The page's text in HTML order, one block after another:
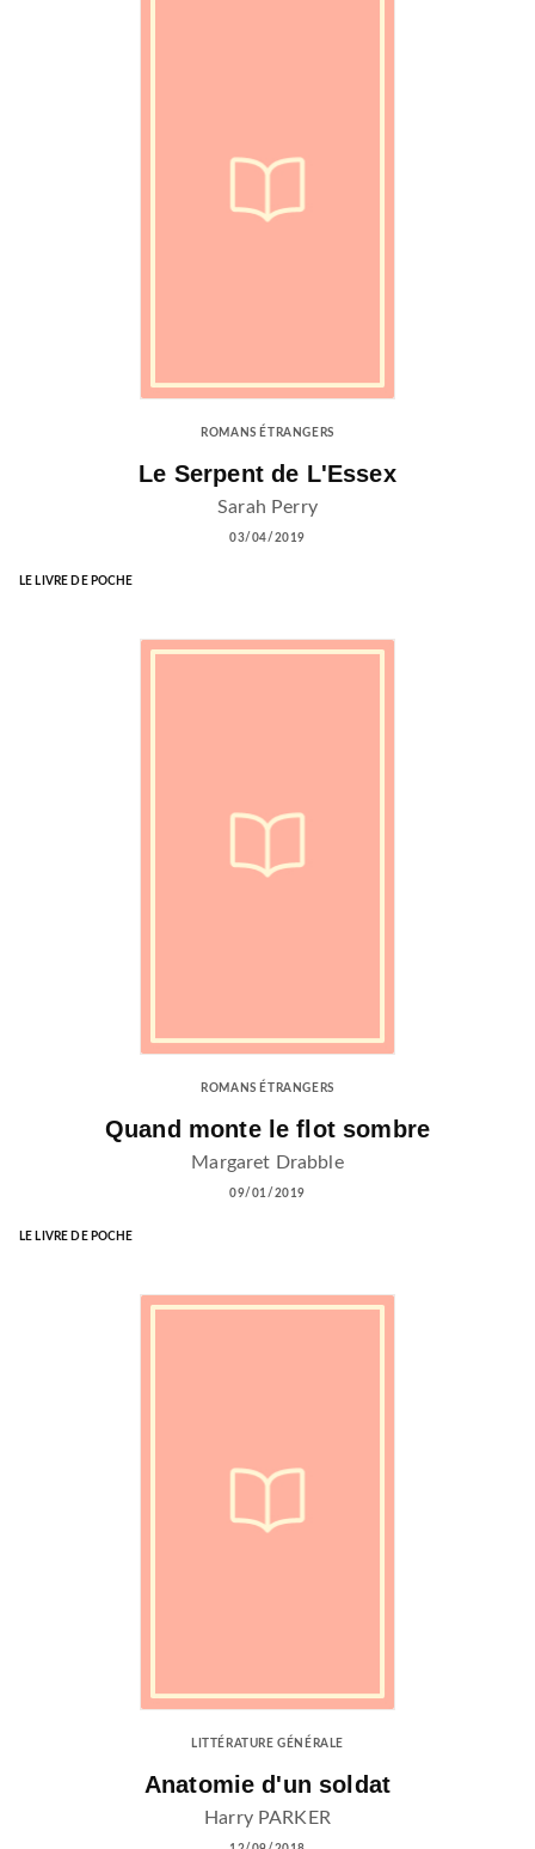
ROMANS ÉTRANGERS
Le Serpent de L'Essex
Sarah Perry
03/04/2019
LE LIVRE DE POCHE
ROMANS ÉTRANGERS
Quand monte le flot sombre
Margaret Drabble
09/01/2019
LE LIVRE DE POCHE
LITTÉRATURE GÉNÉRALE
Anatomie d'un soldat
Harry PARKER